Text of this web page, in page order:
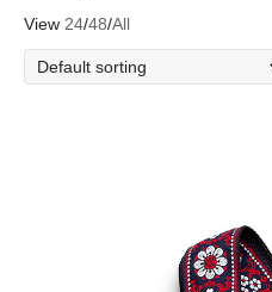
View 24/48/All